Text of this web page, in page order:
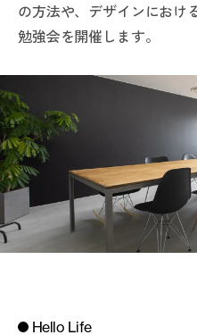
の方法や、デザインにおけ
勉強会を開催します。
Hello Life